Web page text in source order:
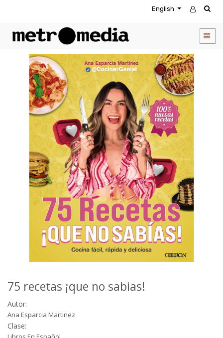
English
75 recetas ¡que no sabias!
Autor:
Ana Esparcia Martinez
Clase: